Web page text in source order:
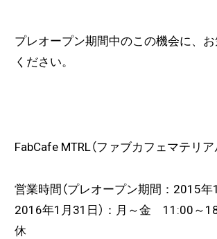
プレオープン期間中のこの機会に、
ください。
FabCafe MTRL（ファブカフェマテリア
営業時間（プレオープン期間：2015
2016年1月31日）： 月～金 11:00～
休